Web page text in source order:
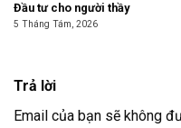
Đầu tư cho người thầy
5 Tháng Tám, 2026
Trả lời
Email của bạn sẽ không